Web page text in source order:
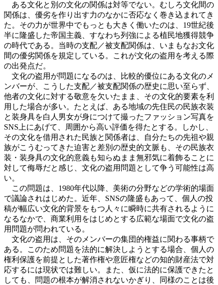
ある文化と別の文化の関係は対等でない。むしろ文化間の
関係は、優劣を作り出す力のなかに否応なく巻き込まれてき
た。その力が世界中でもっとも大きく働いたのは、19世紀後
半に隆盛した帝国主義、すなわち列強による植民地獲得競争
の時代である。当時の支配／被支配関係は、いまもなお文化
間の優劣関係を規定している。これが文化の盗用を考える際
の出発点だ。
文化の盗用が問題になるのは、比較的優位にある文化のメ
ンバーが、こうした支配／被支配関係の歴史に思い至らず、
他者の文化に対する敬意を欠いたまま、その文化的要素を利
用した場合が多い。たとえば、ある地域の先住民の民族衣装
と装身具を白人男女が身につけて撮ったファッション写真を
SNS上にあげて、周囲から高い評価を得たとする。しかし、
その文化を借用された民族と関係者は、自分たちの先祖や親
族がこうむってきた迫害と差別の歴史的文脈も、その民族衣
装・装身具の文化的意義も知らぬまま無邪気に着飾ることに
対して侮辱だと感じ、文化の盗用問題として争う可能性は高
い。
この問題は、1980年代以降、美術の分野などの学術的場面
で議論されはじめた。近年、SNSの隆盛もあって、個人の投
稿が幅広い文化的背景をもつ人々に瞬時に共有されるように
なるなかで、商業利用をはじめとする広範な場面で文化の盗
用問題が問われている。
文化の盗用は、そのメンバーの集団的権益に関わる事柄で
ある。このため問題を法的に解決しようとする場合、個人の
権利保護を前提とした著作権や意匠権などの知的財産法で対
応するには現状では難しい。また、仮に法的に保護できたと
しても、問題の根本が解消されないかぎり、同様のことは後